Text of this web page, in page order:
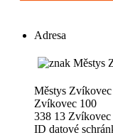
Adresa
Městys Zvíkovec
Zvíkovec 100
338 13 Zvíkovec
ID datové